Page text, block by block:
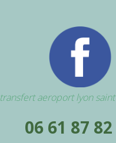
transfert aeroport lyon
06 61 87 82